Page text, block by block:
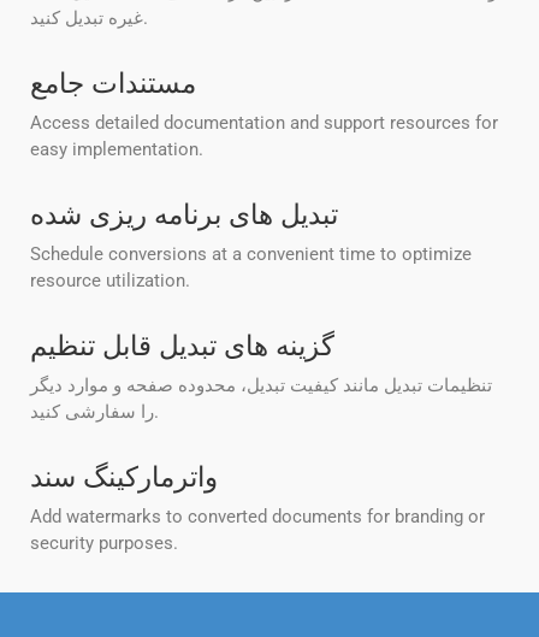
غیره تبدیل کنید.
مستندات جامع
Access detailed documentation and support resources for
easy implementation.
تبدیل های برنامه ریزی شده
Schedule conversions at a convenient time to optimize
resource utilization.
گزینه های تبدیل قابل تنظیم
تنظیمات تبدیل مانند کیفیت تبدیل، محدوده صفحه و موارد دیگر
را سفارشی کنید.
واترمارکینگ سند
Add watermarks to converted documents for branding or
security purposes.